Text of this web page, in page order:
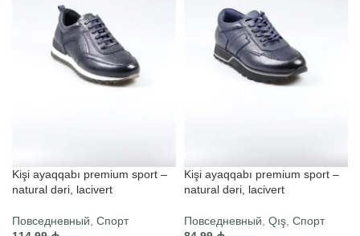
Kişi ayaqqabı premium sport –
natural dəri, lacivert
Повседневный Спорт
Kişi ayaqqabı premium sport –
natural dəri, lacivert
Повседневный Qış Спорт